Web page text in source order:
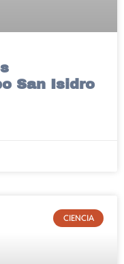
San Isidro
CIENCIA